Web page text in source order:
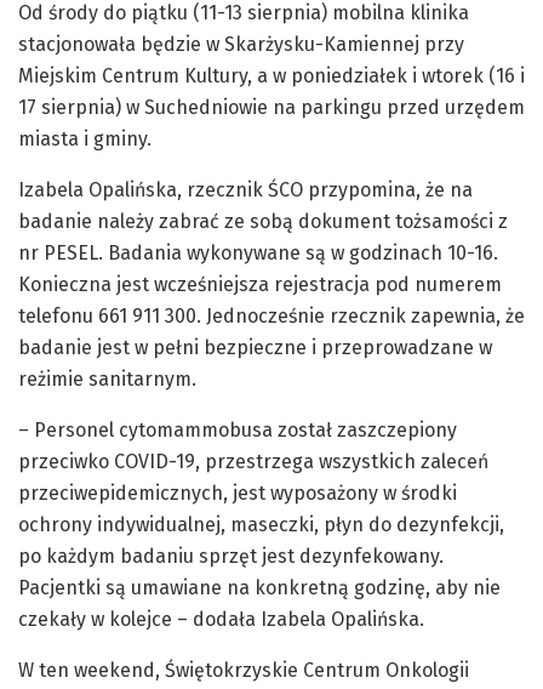
Od środy do piątku (11-13 sierpnia) mobilna klinika
stacjonowała będzie w Skarżysku-Kamiennej przy
Miejskim Centrum Kultury, a w poniedziałek i wtorek (16 i
17 sierpnia) w Suchedniowie na parkingu przed urzędem
miasta i gminy.
Izabela Opalińska, rzecznik ŚCO przypomina, że na
badanie należy zabrać ze sobą dokument tożsamości z
nr PESEL. Badania wykonywane są w godzinach 10-16.
Konieczna jest wcześniejsza rejestracja pod numerem
telefonu 661 911 300. Jednocześnie rzecznik zapewnia, że
badanie jest w pełni bezpieczne i przeprowadzane w
reżimie sanitarnym.
– Personel cytomammobusa został zaszczepiony
przeciwko COVID-19, przestrzega wszystkich zaleceń
przeciwepidemicznych, jest wyposażony w środki
ochrony indywidualnej, maseczki, płyn do dezynfekcji,
po każdym badaniu sprzęt jest dezynfekowany.
Pacjentki są umawiane na konkretną godzinę, aby nie
czekały w kolejce – dodała Izabela Opalińska.
W ten weekend, Świętokrzyskie Centrum Onkologii